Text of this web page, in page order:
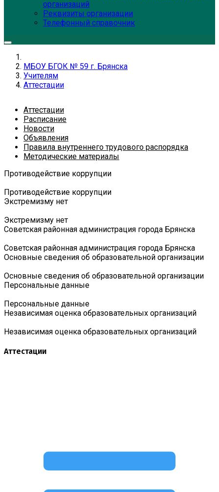
организаций
Реквизиты организации
Телефонный справочник
МБОУ БГОК № 59 г. Брянска
Учителям
Аттестации
Аттестации
Расписание
Новости
Объявления
Правила внутреннего трудового распорядка
Методические материалы
Противодействие коррупции
Противодействие коррупции
Экстремизму нет
Экстремизму нет
Советская районная администрация города Брянска
Советская районная администрация города Брянска
Основные сведения об образовательной организации
Основные сведения об образовательной организации
Персональные данные
Персональные данные
Независимая оценка образовательных организаций
Независимая оценка образовательных организаций
Аттестации